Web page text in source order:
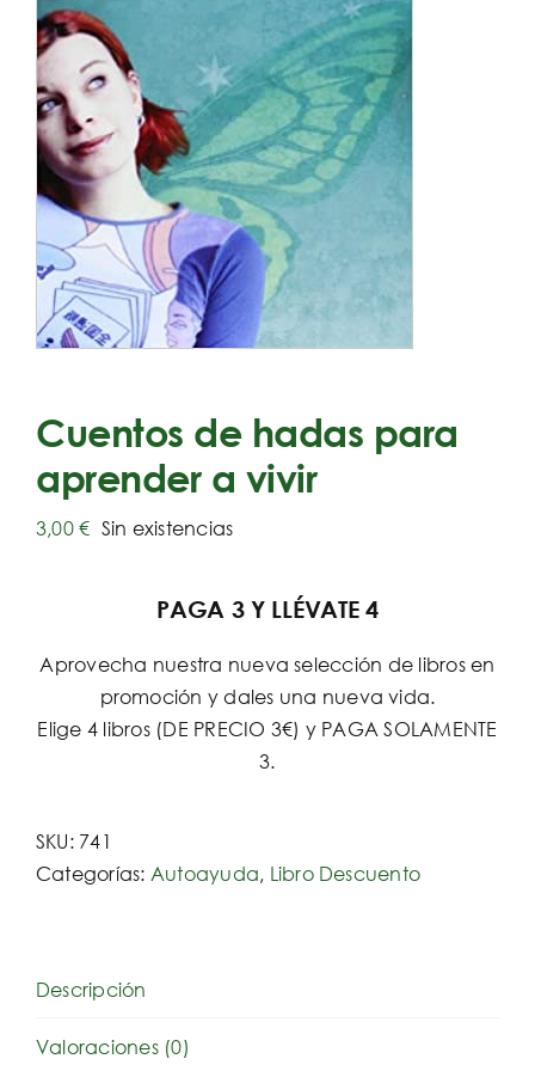
Cuentos de hadas para
aprender a vivir
3,00€ Sin existencias
PAGA 3 Y LLÉVATE 4
Aprovecha nuestra nueva selección de libros en
promoción y dales una nueva vida.
Elige 4 libros (DE PRECIO 3€) y PAGA SOLAMENTE
3.
SKU: 741
Categorías: Autoayuda, Libro Descuento
Descripción
Valoraciones (0)